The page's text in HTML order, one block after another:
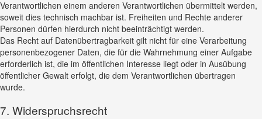
Verantwortlichen einem anderen Verantwortlichen übermittelt werden,
soweit dies technisch machbar ist. Freiheiten und Rechte anderer
Personen dürfen hierdurch nicht beeinträchtigt werden.
Das Recht auf Datenübertragbarkeit gilt nicht für eine Verarbeitung
personenbezogener Daten, die für die Wahrnehmung einer Aufgabe
erforderlich ist, die im öffentlichen Interesse liegt oder in Ausübung
öffentlicher Gewalt erfolgt, die dem Verantwortlichen übertragen
wurde.
7. Widerspruchsrecht